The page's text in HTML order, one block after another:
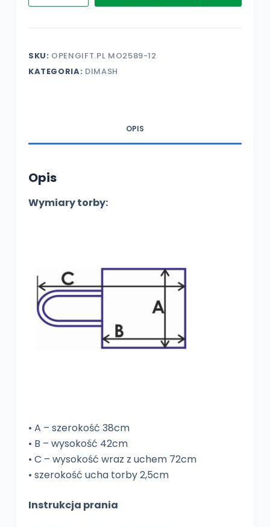
logo
Dimash
Qudaibergen
SKU: OPENGIFT.PL MO2589-12
KATEGORIA: DIMASH
OPIS
Opis
Wymiary torby:
• A – szerokość 38cm
• B – wysokość 42cm
• C – wysokość wraz z uchem 72cm
• szerokość ucha torby 2,5cm
Instrukcja prania